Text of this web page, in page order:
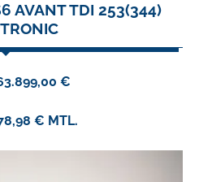
AVANT TDI 253(344)
€
€ MTL.